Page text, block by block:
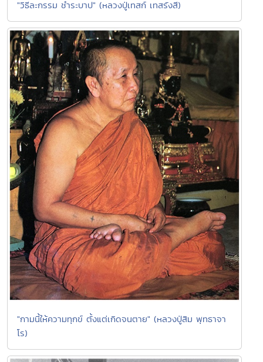
"วิธีละกรรม ชำระบาป" (หลวงปู่เทสก์ เทสรังสี)
"กามนี้ให้ความทุกข์ ตั้งแต่เกิดจนตาย" (หลวงปู่สิม พุทธาจา
โร)